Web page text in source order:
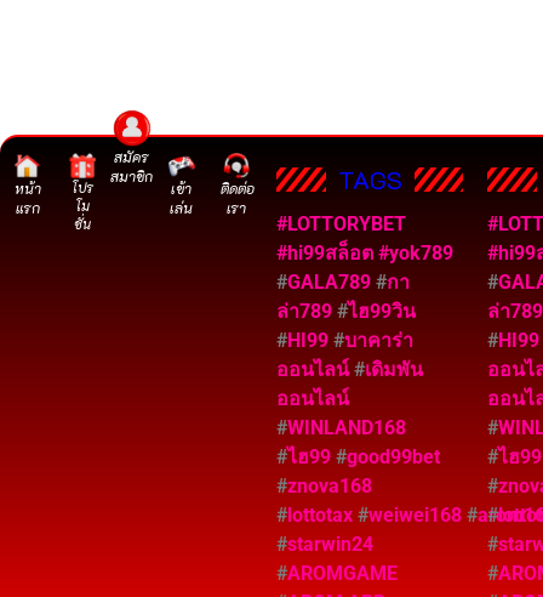
หน้า
แรก
โปร
โม
ชั่น
สมัคร
สมาชิก
เข้า
เล่น
ติดต่อ
เรา
TAGS
#LOTTORYBET
#hi99สล็อต #yok789
#GALA789 #กา
ล่า789 #ไฮ99วิน
#HI99 #บาคาร่า
ออนไลน์#เดิมพัน
ออนไลน์
#WINLAND168
#ไฮ99 #good99bet
#znova168
#lottotax#weiwei168#
#starwin24
#AROMGAME
#hi99
#
ล่า
#
ออน
ออนไ
#
#ไฮ
#
#
#
#